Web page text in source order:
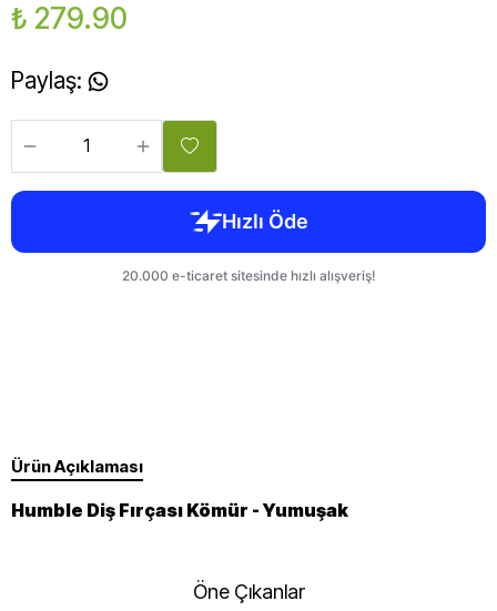
₺ 279.90
Paylaş:
Ürün Açıklaması
Humble Diş Fırçası Kömür - Yumuşak
Öne Çıkanlar